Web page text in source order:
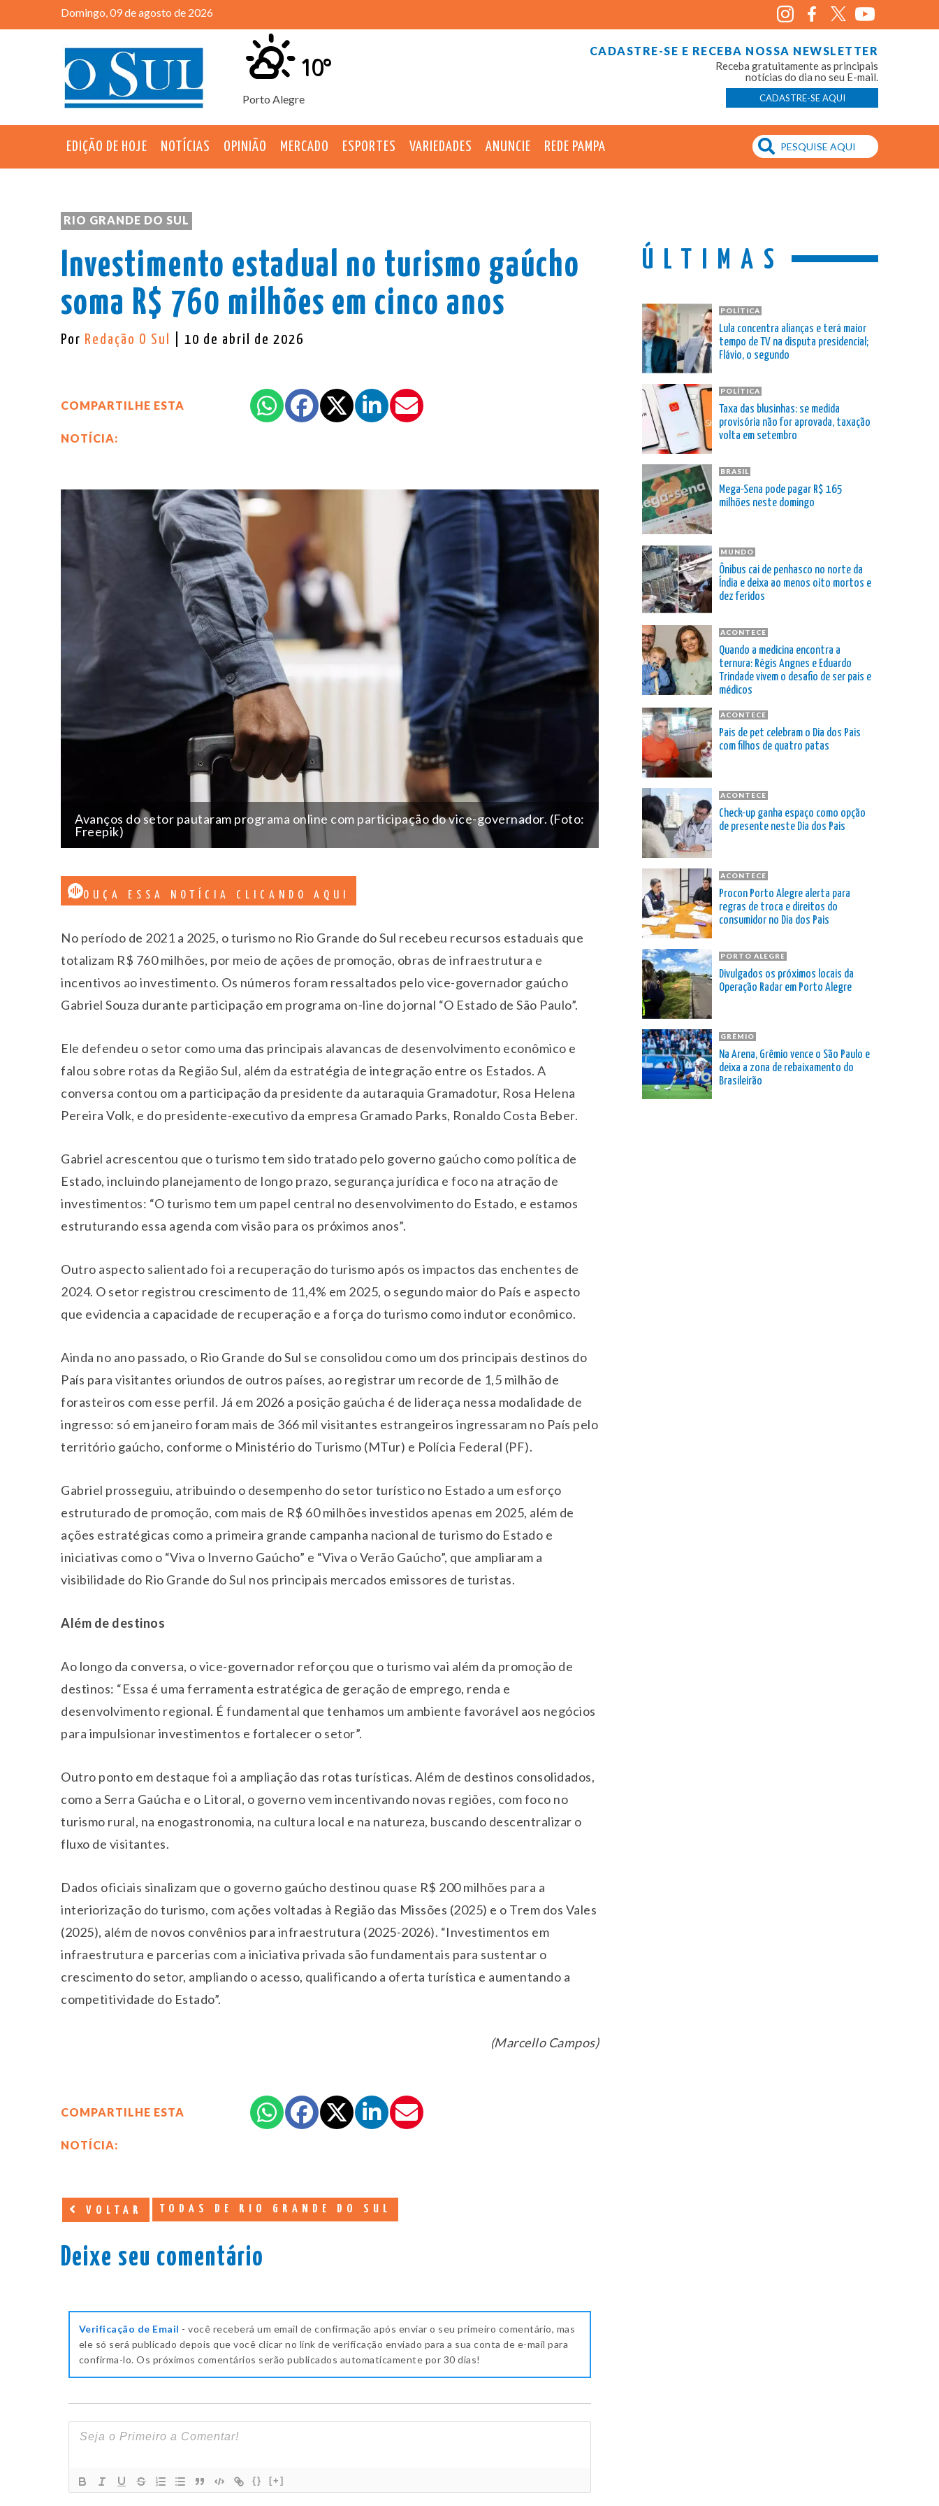
Domingo, 09 de agosto de 2026
Porto Alegre
10°
CADASTRE-SE E RECEBA NOSSA NEWSLETTER
Receba gratuitamente as principais
notícias do dia no seu E-mail.
CADASTRE-SE AQUI
EDIÇÃO DE HOJE NOTÍCIAS OPINIÃO MERCADO ESPORTES VARIEDADES ANUNCIE REDE PAMPA
RIO GRANDE DO SUL
Investimento estadual no turismo gaúcho
soma R$ 760 milhões em cinco anos
Por Redação O Sul | 10 de abril de 2026
COMPARTILHE ESTA
NOTÍCIA:
Avanços do setor pautaram programa online com participação do vice-governador. (Foto:
Freepik)
OUÇA ESSA NOTÍCIA CLICANDO AQUI
No período de 2021 a 2025, o turismo no Rio Grande do Sul recebeu recursos estaduais que
totalizam R$ 760 milhões, por meio de ações de promoção, obras de infraestrutura e
incentivos ao investimento. Os números foram ressaltados pelo vice-governador gaúcho
Gabriel Souza durante participação em programa on-line do jornal “O Estado de São Paulo”.
Ele defendeu o setor como uma das principais alavancas de desenvolvimento econômico e
falou sobre rotas da Região Sul, além da estratégia de integração entre os Estados. A
conversa contou om a participação da presidente da autaraquia Gramadotur, Rosa Helena
Pereira Volk, e do presidente-executivo da empresa Gramado Parks, Ronaldo Costa Beber.
Gabriel acrescentou que o turismo tem sido tratado pelo governo gaúcho como política de
Estado, incluindo planejamento de longo prazo, segurança jurídica e foco na atração de
investimentos: “O turismo tem um papel central no desenvolvimento do Estado, e estamos
estruturando essa agenda com visão para os próximos anos”.
Outro aspecto salientado foi a recuperação do turismo após os impactos das enchentes de
2024. O setor registrou crescimento de 11,4% em 2025, o segundo maior do País e aspecto
que evidencia a capacidade de recuperação e a força do turismo como indutor econômico.
Ainda no ano passado, o Rio Grande do Sul se consolidou como um dos principais destinos do
País para visitantes oriundos de outros países, ao registrar um recorde de 1,5 milhão de
forasteiros com esse perfil. Já em 2026 a posição gaúcha é de lideraça nessa modalidade de
ingresso: só em janeiro foram mais de 366 mil visitantes estrangeiros ingressaram no País pelo
território gaúcho, conforme o Ministério do Turismo (MTur) e Polícia Federal (PF).
Gabriel prosseguiu, atribuindo o desempenho do setor turístico no Estado a um esforço
estruturado de promoção, com mais de R$ 60 milhões investidos apenas em 2025, além de
ações estratégicas como a primeira grande campanha nacional de turismo do Estado e
iniciativas como o “Viva o Inverno Gaúcho” e “Viva o Verão Gaúcho”, que ampliaram a
visibilidade do Rio Grande do Sul nos principais mercados emissores de turistas.
Além de destinos
Ao longo da conversa, o vice-governador reforçou que o turismo vai além da promoção de
destinos: “Essa é uma ferramenta estratégica de geração de emprego, renda e
desenvolvimento regional. É fundamental que tenhamos um ambiente favorável aos negócios
para impulsionar investimentos e fortalecer o setor”.
Outro ponto em destaque foi a ampliação das rotas turísticas. Além de destinos consolidados,
como a Serra Gaúcha e o Litoral, o governo vem incentivando novas regiões, com foco no
turismo rural, na enogastronomia, na cultura local e na natureza, buscando descentralizar o
fluxo de visitantes.
Dados oficiais sinalizam que o governo gaúcho destinou quase R$ 200 milhões para a
interiorização do turismo, com ações voltadas à Região das Missões (2025) e o Trem dos Vales
(2025), além de novos convênios para infraestrutura (2025-2026). “Investimentos em
infraestrutura e parcerias com a iniciativa privada são fundamentais para sustentar o
crescimento do setor, ampliando o acesso, qualificando a oferta turística e aumentando a
competitividade do Estado”.
(Marcello Campos)
COMPARTILHE ESTA
NOTÍCIA:
VOLTAR TODAS DE RIO GRANDE DO SUL
Deixe seu comentário
Verificação de Email - você receberá um email de confirmação após enviar o seu primeiro comentário, mas
ele só será publicado depois que você clicar no link de verificação enviado para a sua conta de e-mail para
confirma-lo. Os próximos comentários serão publicados automaticamente por 30 dias!
{} [+]
ÚLTIMAS
POLÍTICA
Lula concentra alianças e terá maior
tempo de TV na disputa presidencial;
Flávio, o segundo
POLÍTICA
Taxa das blusinhas: se medida
provisória não for aprovada, taxação
volta em setembro
BRASIL
Mega-Sena pode pagar R$ 165
milhões neste domingo
MUNDO
Ônibus cai de penhasco no norte da
Índia e deixa ao menos oito mortos e
dez feridos
ACONTECE
Quando a medicina encontra a
ternura: Régis Angnes e Eduardo
Trindade vivem o desafio de ser pais e
médicos
ACONTECE
Pais de pet celebram o Dia dos Pais
com filhos de quatro patas
ACONTECE
Check-up ganha espaço como opção
de presente neste Dia dos Pais
ACONTECE
Procon Porto Alegre alerta para
regras de troca e direitos do
consumidor no Dia dos Pais
PORTO ALEGRE
Divulgados os próximos locais da
Operação Radar em Porto Alegre
GRÊMIO
Na Arena, Grêmio vence o São Paulo e
deixa a zona de rebaixamento do
Brasileirão